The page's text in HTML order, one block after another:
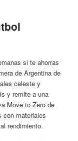
si te ahorras
de Argentina de
celeste y
y remite a una
Move to Zero de
con materiales
rendimiento.